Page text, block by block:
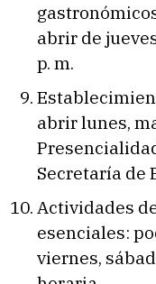
abrir de
p. m.
abrir lunes,
Secretaría de
Actividades
esenciales:
viernes,